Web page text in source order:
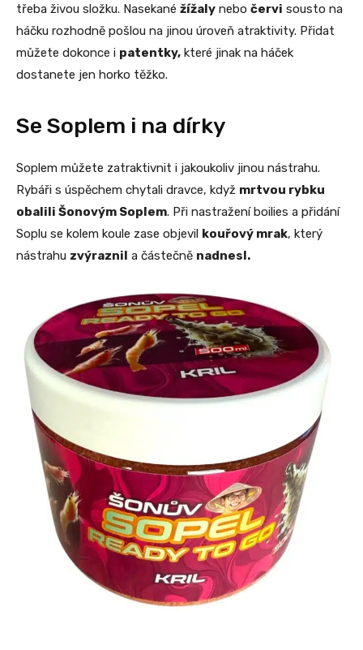
třeba živou složku. Nasekané žížaly nebo červi sousto na
háčku rozhodně pošlou na jinou úroveň atraktivity. Přidat
můžete dokonce i patentky, které jinak na háček
dostanete jen horko těžko.
Se Soplem i na dírky
Soplem můžete zatraktivnit i jakoukoliv jinou nástrahu.
Rybáři s úspěchem chytali dravce, když mrtvou rybku
obalili Šonovým Soplem. Při nastražení boilies a přidání
Soplu se kolem koule zase objevil kouřový mrak, který
nástrahu zvýraznil a částečně nadnesl.